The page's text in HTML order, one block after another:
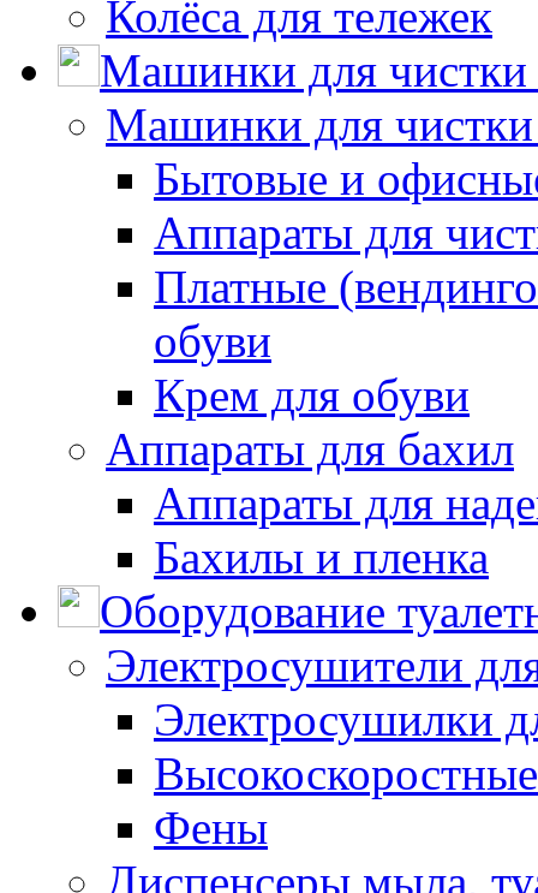
Колёса для тележек
Машинки для чистки
Машинки для
Бытовые и
Аппараты для
Платные
обуви
Крем для обуви
Аппараты для бахил
Аппараты для
Бахилы и пленка
Оборудование
Электросушители
Электросушилки
Фены
Диспенсеры мыла,